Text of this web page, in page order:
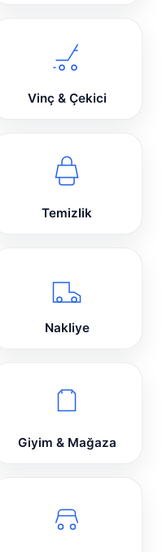
Vinç & Çekici
Temizlik
Nakliye
Giyim & Mağaza